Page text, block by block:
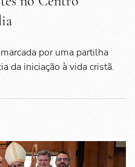
por uma partilha
da iniciação à vida cristã.